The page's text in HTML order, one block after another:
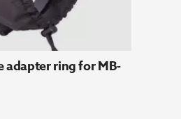
adapter ring for MB-